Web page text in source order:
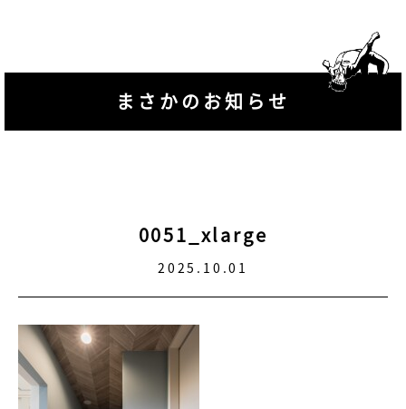
まさかのお知らせ
0051_xlarge
2025.10.01